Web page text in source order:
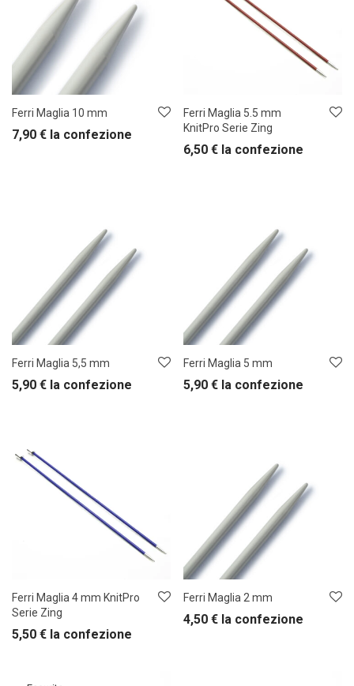
Ferri Maglia 10 mm
7,90 € la confezione
Ferri Maglia 5.5 mm
KnitPro Serie Zing
6,50 € la confezione
Ferri Maglia 5,5 mm
5,90 € la confezione
Ferri Maglia 5 mm
5,90 € la confezione
Ferri Maglia 4 mm KnitPro
Serie Zing
5,50 € la confezione
Ferri Maglia 2 mm
4,50 € la confezione